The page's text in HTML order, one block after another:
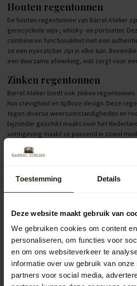
Toestemming Details
Deze website maakt gebruik van
We gebruiken cookies om content
personaliseren, om functies voor
en om ons websiteverkeer te
informatie over uw gebruik van onze
partners voor social media,
Houten regentonnen
De houten regentonnen van Barrel Atelier
gerecyclede wijn-, whisky- en portvaten.
combineren functionaliteit met een
ze een eyecatcher zijn in elke tuin.
een duurzame afwerking, wat zorgt voor
Zinken regentonnen
Barrel Atelier biedt ook zinken regentonnen
hun stevigheid en tijdloze design. Deze
tegen diverse weersomstandigheden en
bijzonder geschikt maakt voor het
vormgeving maakt ze passend in zowel
Regentonnen met pomp of
pomp of kraan. Hiermee kun je eenvoudig
Populaire
Regentonnen